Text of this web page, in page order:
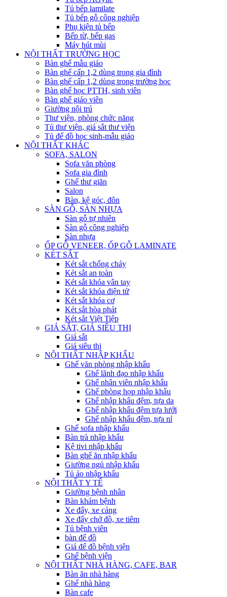
Tủ bếp lamilate
Tủ bếp gỗ công nghiệp
Phụ kiện tủ bếp
Bếp từ, bếp gas
Máy hút mùi
NỘI THẤT TRƯỜNG HỌC
Bàn ghế mẫu giáo
Bàn ghế cấp 1,2 dùng trong gia đình
Bàn ghế cấp 1,2 dùng trong trường học
Bàn ghế học PTTH, sinh viên
Bàn ghế giáo viên
Giường nội trú
Thư viện, phòng chức năng
Tủ thư viện, giá sắt thư viện
Tủ để đồ học sinh-mẫu giáo
NỘI THẤT KHÁC
SOFA, SALON
Sofa văn phòng
Sofa gia đình
Ghế thư giãn
Salon
Bàn, kệ góc, đôn
SÀN GỖ, SÀN NHỰA
Sàn gỗ tự nhiên
Sàn gỗ công nghiệp
Sàn nhựa
ỐP GỖ VENEER, ỐP GỖ LAMINATE
KÉT SẮT
Két sắt chống cháy
Két sắt an toàn
Két sắt khóa vân tay
Két sắt khóa điện tử
Két sắt khóa cơ
Két sắt hòa phát
Két sắt Việt Tiệp
GIÁ SẮT, GIÁ SIÊU THỊ
Giá sắt
Giá siêu thị
NỘI THẤT NHẬP KHẨU
Ghế văn phòng nhập khẩu
Ghế lãnh đạo nhập khẩu
Ghế nhân viên nhập khẩu
Ghế phòng họp nhập khẩu
Ghế nhập khẩu đệm, tựa da
Ghế nhập khẩu đệm tựa lưới
Ghế nhập khẩu đệm, tựa nỉ
Ghế sofa nhập khẩu
Bàn trà nhập khẩu
Kệ tivi nhập khẩu
Bàn ghế ăn nhập khẩu
Giường ngủ nhập khẩu
Tủ áo nhập khẩu
NỘI THẤT Y TẾ
Giường bệnh nhân
Bàn khám bệnh
Xe đẩy, xe cáng
Xe đẩy chở đồ, xe tiêm
Tủ bệnh viên
bàn để đồ
Giá để đồ bệnh viện
Ghế bệnh viện
NỘI THẤT NHÀ HÀNG, CAFE, BAR
Bàn ăn nhà hàng
Ghế nhà hàng
Bàn cafe